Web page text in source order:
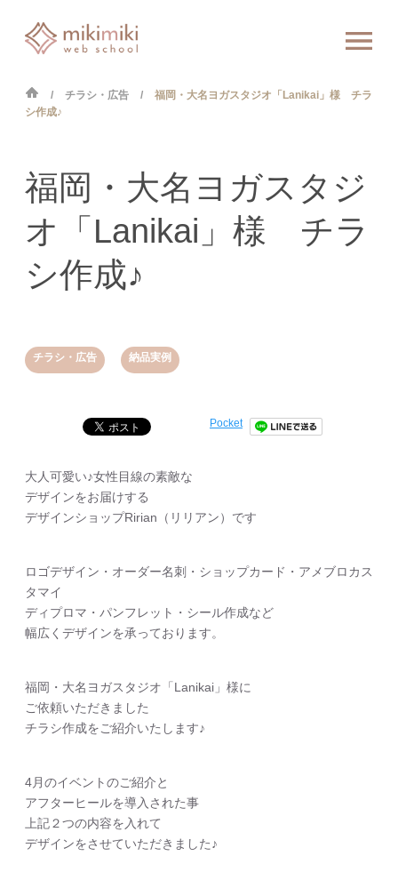
チラシ・広告
福岡・大名ヨガスタジオ「Lanikai」様 チラ
シ作成♪
チラシ・広告 納品実例
福岡・大名ヨガスタジ
オ「Lanikai」様 チラ
シ作成♪
Pocket
大人可愛い♪女性目線の素敵な
デザインをお届けする
デザインショップRirian（リリアン）です
ロゴデザイン・オーダー名刺・ショップカード・アメブロカス
タマイ
ディプロマ・パンフレット・シール作成など
幅広くデザインを承っております。
福岡・大名ヨガスタジオ「Lanikai」様に
ご依頼いただきました
チラシ作成をご紹介いたします♪
4月のイベントのご紹介と
アフターヒールを導入された事
上記２つの内容を入れて
デザインをさせていただきました♪